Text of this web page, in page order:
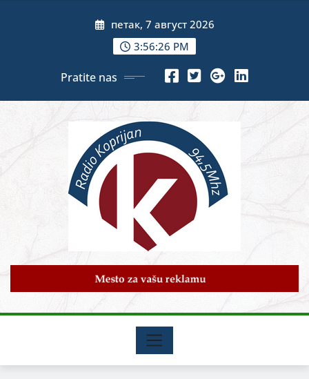
петак, 7 август 2026
3:56:28 PM
Pratite nas